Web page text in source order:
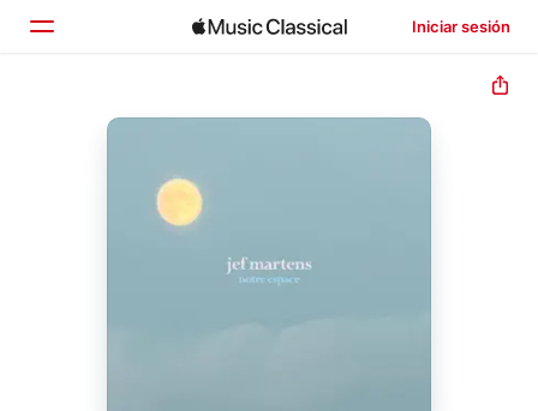
Iniciar sesión
Inicio